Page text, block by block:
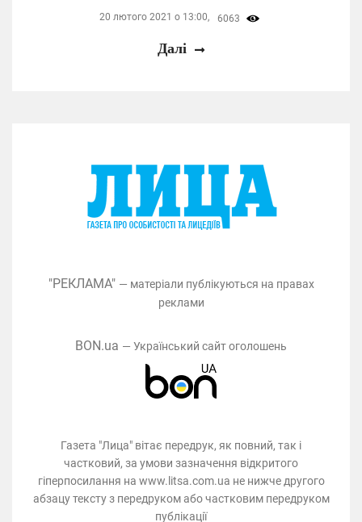
20 лютого 2021 о 13:00, 6063
Далі
"РЕКЛАМА" — матеріали публікуються на правах
реклами
BON.ua — Український сайт оголошень
Газета "Лица" вітає передрук, як повний, так і
частковий, за умови зазначення відкритого
гіперпосилання на www.litsa.com.ua не нижче другого
абзацу тексту з передруком або частковим передруком
публікації